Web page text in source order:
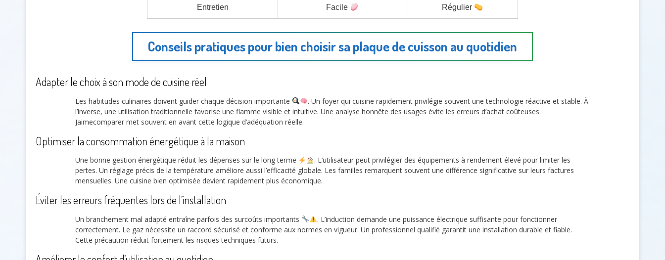
Entretien Facile Régulier
Conseils pratiques pour bien choisir sa plaque de cuisson au quotidien
Adapter le choix à son mode de cuisine réel
Les habitudes culinaires doivent guider chaque décision importante
. Un foyer qui cuisine rapidement privilégie souvent une technologie réactive et stable. À
l’inverse, une utilisation traditionnelle favorise une flamme visible et intuitive. Une analyse honnête des usages évite les erreurs d’achat coûteuses.
Jaimecomparer met souvent en avant cette logique d’adéquation réelle.
Optimiser la consommation énergétique à la maison
Une bonne gestion énergétique réduit les dépenses sur le long terme
. L’utilisateur peut privilégier des équipements à rendement élevé pour limiter les
pertes. Un réglage précis de la température améliore aussi l’efficacité globale. Les familles remarquent souvent une différence significative sur leurs factures
mensuelles. Une cuisine bien optimisée devient rapidement plus économique.
Éviter les erreurs fréquentes lors de l’installation
Un branchement mal adapté entraîne parfois des surcoûts importants
. L’induction demande une puissance électrique suffisante pour fonctionner
correctement. Le gaz nécessite un raccord sécurisé et conforme aux normes en vigueur. Un professionnel qualifié garantit une installation durable et fiable.
Cette précaution réduit fortement les risques techniques futurs.